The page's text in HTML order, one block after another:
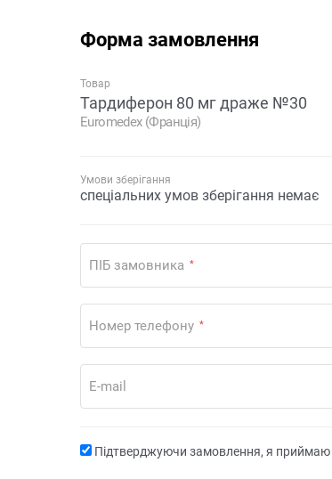
Форма замовлення
Товар
Тардиферон 80 мг драже №30
Euromedex (Франція)
Умови зберігання
спеціальних умов зберігання немає
ПІБ замовника *
Номер телефону *
E-mail
Підтверджуючи замовлення, я приймаю